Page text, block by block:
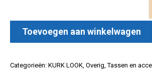
Toevoegen aan winkelwagen
Categorieën: KURK LOOK, Overig,Tassen en